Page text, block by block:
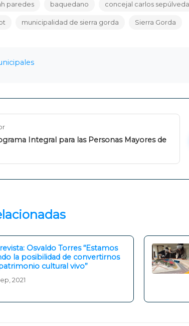
paredes baquedano concejal carlos sepúlveda
municipalidad de sierra gorda Sierra Gorda
Integral para las Personas Mayores de
Osvaldo Torres “Estamos
la posibilidad de convertirnos
cultural vivo”
2021